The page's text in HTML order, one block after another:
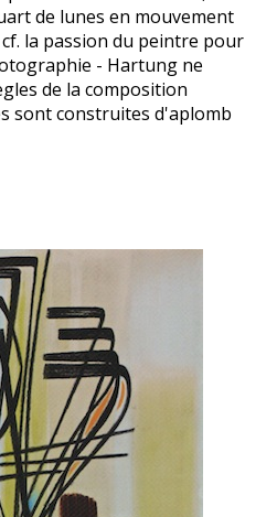
de lunes en mouvement
la passion du peintre pour
- Hartung ne
de la composition
sont construites d'aplomb